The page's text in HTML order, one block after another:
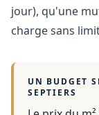
jour), qu'une
charge sans
UN BUDGET
SEPTIERS